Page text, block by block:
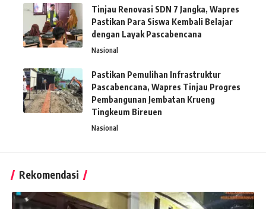
Tinjau Renovasi SDN 7 Jangka, Wapres
Pastikan Para Siswa Kembali Belajar
dengan Layak Pascabencana
Nasional
Pastikan Pemulihan Infrastruktur
Pascabencana, Wapres Tinjau Progres
Pembangunan Jembatan Krueng
Tingkeum Bireuen
Nasional
Rekomendasi